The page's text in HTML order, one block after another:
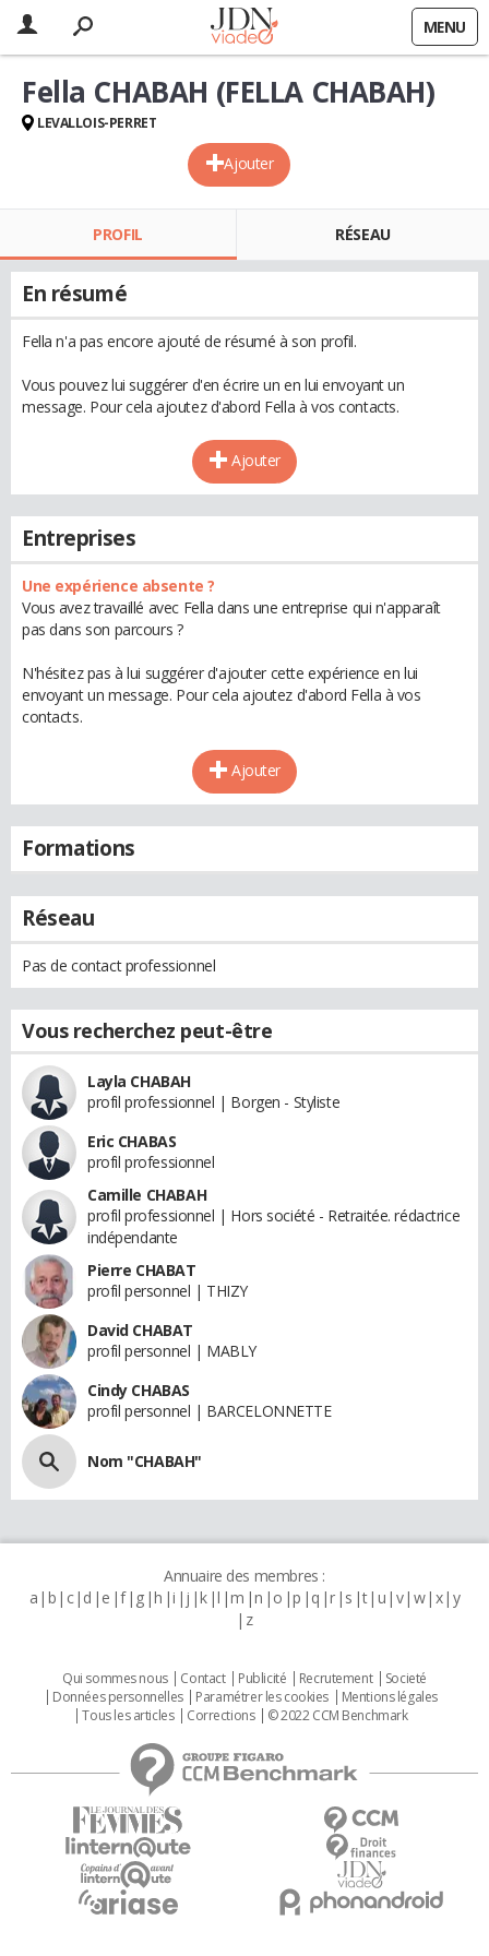
MENU
Ajouter
Fella CHABAH (FELLA CHABAH)
LEVALLOIS-PERRET
PROFIL RÉSEAU
En résumé
Fella n'a pas encore ajouté de résumé à son profil.
Vous pouvez lui suggérer d'en écrire un en lui envoyant un
message. Pour cela ajoutez d'abord Fella à vos contacts.
Ajouter
Entreprises
Une expérience absente ?
Vous avez travaillé avec Fella dans une entreprise qui n'apparaît
pas dans son parcours ?
N'hésitez pas à lui suggérer d'ajouter cette expérience en lui
envoyant un message. Pour cela ajoutez d'abord Fella à vos
contacts.
Ajouter
Formations
Réseau
Pas de contact professionnel
Vous recherchez peut-être
Layla CHABAH
profil professionnel | Borgen - Styliste
Eric CHABAS
profil professionnel
Camille CHABAH
profil professionnel | Hors société - Retraitée. rédactrice
indépendante
Pierre CHABAT
profil personnel | THIZY
David CHABAT
profil personnel | MABLY
Cindy CHABAS
profil personnel | BARCELONNETTE
Nom "CHABAH"
Annuaire des membres :
a b c d e f g h i j k l m n o p q r s t u v w x y
z
Qui sommes nous Contact Publicité Recrutement
Societé
Données personnelles
Paramétrer les cookies
Mentions légales
Tous les articles
Corrections © 2022 CCM Benchmark